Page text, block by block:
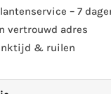
– 7
vertrouwd adres
& ruilen